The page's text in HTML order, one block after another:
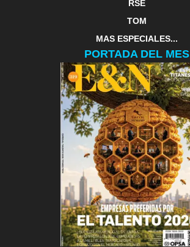
RSE
TOM
MAS ESPECIALES...
PORTADA DEL MES